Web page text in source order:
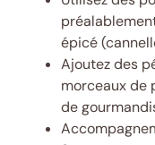
épicé
Ajoutez des
morceaux de
de